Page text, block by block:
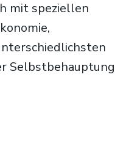
mit speziellen
Selbstbehauptung